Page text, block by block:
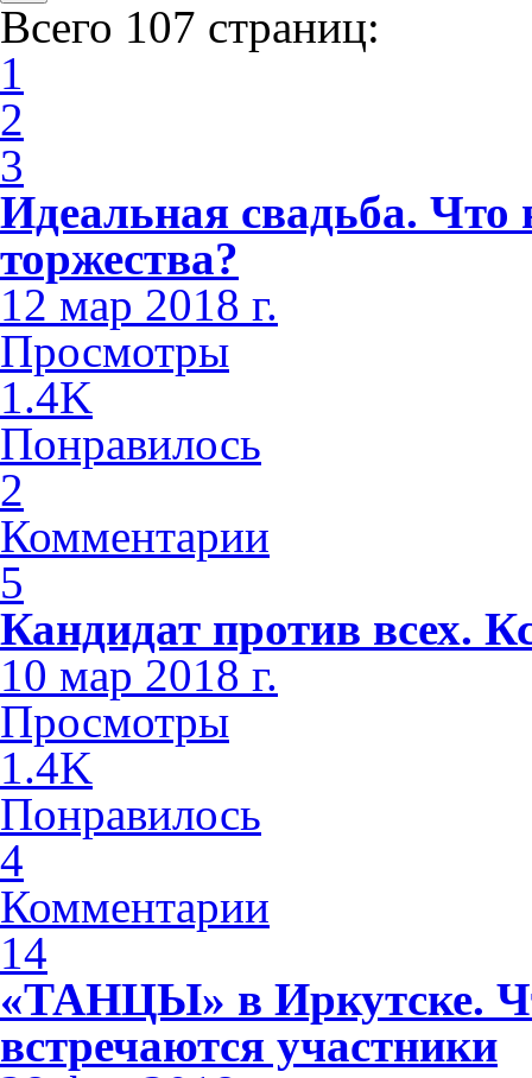
Всего 107 страниц:
1
2
3
Идеальная свадьба. Что
торжества?
12 мар 2018 г.
Просмотры
1.4K
Понравилось
2
Комментарии
5
Кандидат против всех.
10 мар 2018 г.
Просмотры
1.4K
Понравилось
4
Комментарии
14
«ТАНЦЫ» в Иркутске.
встречаются участники